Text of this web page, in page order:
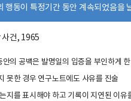
행동이 특정기간 동안 계속되었음을
건, 1965
의 공백은 발명일의 입증을 부인하게 한
못한 경우 연구노트에도 사유를 진술
지를 표시해야 하고 기록이 지연된 이유